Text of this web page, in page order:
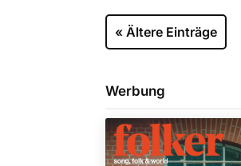
« Ältere Einträge
Werbung